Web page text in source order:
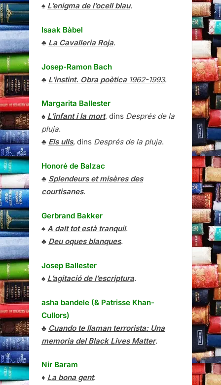
♠ L’enigma de l’ocell blau.
Isaak Bàbel
♣ La Cavalleria Roja.
Josep-Ramon Bach
♣ L’instint. Obra poètica1962-1993.
Margarita Ballester
♠ L’infant i la mort, dins Després de la
pluja.
♣ Els ulls, dins Després de la pluja.
Honoré de Balzac
♣ Splendeurs et misères des
courtisanes.
Gerbrand Bakker
♠ A dalt tot està tranquil.
♣ Deu oques blanques.
Josep Ballester
♠ L’agitació de l’escriptura.
asha bandele (& Patrisse Khan-
Cullors)
♣ Cuando te llaman terrorista: Una
memoria del Black Lives Matter.
Nir Baram
♦ La bona gent.